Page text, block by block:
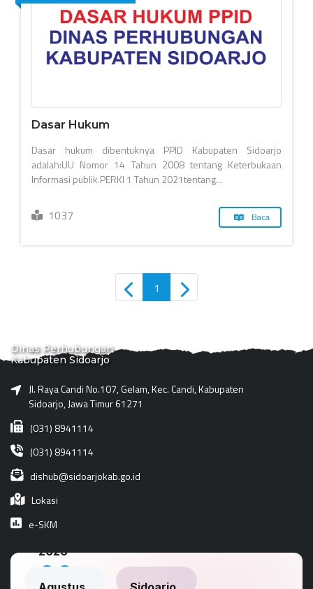
Dasar Hukum
Dasar hukum dibentuknya PPID Kabupaten Sidoarjo
adalah:UU Nomor 14 Tahun 2008 tentang Keterbukaan
Informasi publik.PERKI 1 Tahun 2021tentang...
1037 Baca
1
Dinas Perhubungan
Kabupaten Sidoarjo
Jl. Raya Candi No.107, Gelam, Kec. Candi, Kabupaten
Sidoarjo, Jawa Timur 61271
(031) 8941114
(031) 8941114
dishub@sidoarjokab.go.id
Lokasi
e-SKM